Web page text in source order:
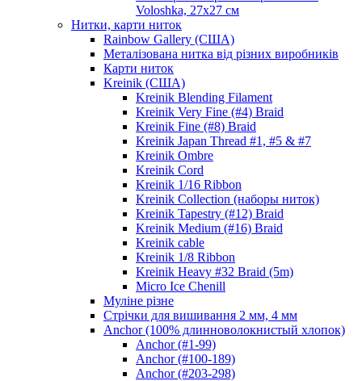
Voloshka, 27х27 см
Нитки, карти ниток
Rainbow Gallery (США)
Металізована нитка від різних виробників
Карти ниток
Kreinik (США)
Kreinik Blending Filament
Kreinik Very Fine (#4) Braid
Kreinik Fine (#8) Braid
Kreinik Japan Thread #1, #5 & #7
Kreinik Ombre
Kreinik Cord
Kreinik 1/16 Ribbon
Kreinik Collection (наборы ниток)
Kreinik Tapestry (#12) Braid
Kreinik Medium (#16) Braid
Kreinik cable
Kreinik 1/8 Ribbon
Kreinik Heavy #32 Braid (5m)
Micro Ice Chenill
Муліне різне
Стрічки для вишивання 2 мм, 4 мм
Anchor (100% длинноволокнистый хлопок)
Anchor (#1-99)
Anchor (#100-189)
Anchor (#203-298)